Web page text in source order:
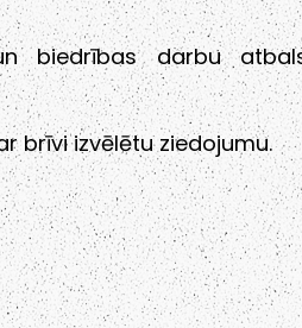
biedrības darbu
brīvi izvēlētu ziedojumu.